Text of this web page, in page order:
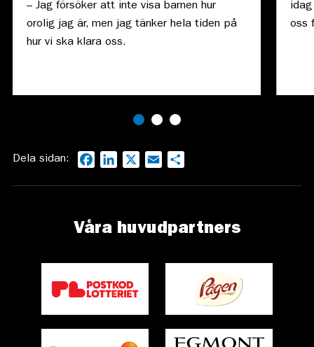
– Jag försöker att inte visa barnen hur
orolig jag är, men jag tänker hela tiden på
hur vi ska klara oss.
oss
Dela sidan: FacebookLinkedIn Email
Våra huvudpartners